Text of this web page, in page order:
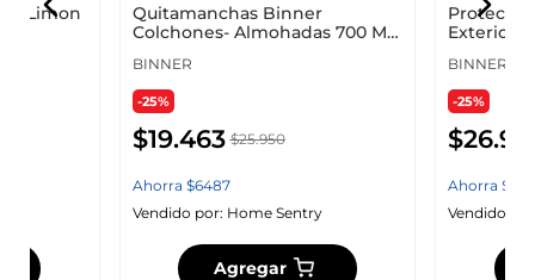
Limon
Quitamanchas Binner
Colchones- Almohadas 700 Ml
BINNER
-25%
$19.463 $25.950
Ahorra $6487
Vendido por: Home Sentry
Agregar
Protector
Exterior
BINNER
-25%
$26.
Ahorra$
Vendido